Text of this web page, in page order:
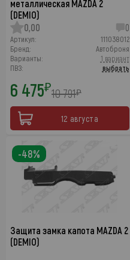
металлическая MAZDA 2
(DEMIO)
0,00
0
Артикул:
111038012
Бренд:
Автоброня
Варианты:
1 вариант
ПВЗ:
выбрать
6 475₽10 791₽
12 августа
Защита замка капота MAZDA 2
(DEMIO)
-48%